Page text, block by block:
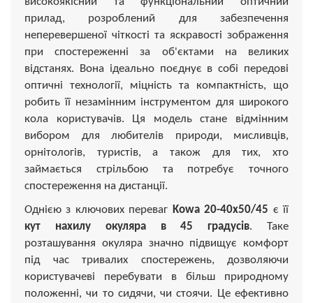
прилад, розроблений для забезпечення
неперевершеної чіткості та яскравості зображення
при спостереженні за об'єктами на великих
відстанях. Вона ідеально поєднує в собі передові
оптичні технології, міцність та компактність, що
робить її незамінним інструментом для широкого
кола користувачів. Ця модель стане відмінним
вибором для любителів природи, мисливців,
орнітологів, туристів, а також для тих, хто
займається стрільбою та потребує точного
спостереження на дистанції.
Однією з ключових переваг Kowa 20-40x50/45 є її
кут нахилу окуляра в 45 градусів. Таке
розташування окуляра значно підвищує комфорт
під час тривалих спостережень, дозволяючи
користувачеві перебувати в більш природному
положенні, чи то сидячи, чи стоячи. Це ефективно